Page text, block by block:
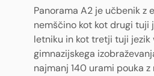
Panorama A2 je učbenik z
nemščino kot kot drugi tuji
letniku in kot tretji tuji jezik
gimnazijskega
najmanj 140 urami pouka